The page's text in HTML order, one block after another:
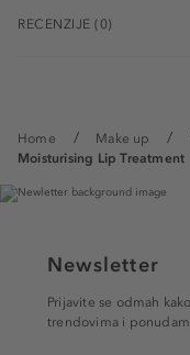
Home Make up
Moisturising Lip Treatment
RECENZIJE (0)
Newsletter
Prijavite se odmah
trendovima i